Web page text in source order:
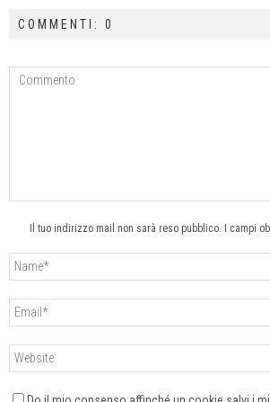
COMMENTI: 0
Il tuo indirizzo mail non sarà reso pubblico. I campi